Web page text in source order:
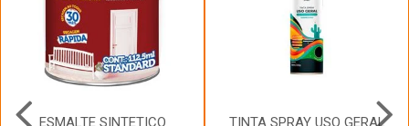
ESMALTE SINTETICO TINTA SPRAY USO GERAL